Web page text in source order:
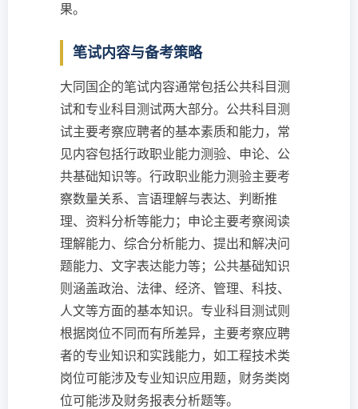
果。
笔试内容与备考策略
大同国企的笔试内容通常包括公共科目测
试和专业科目测试两大部分。公共科目测
试主要考察应聘者的基本素质和能力，常
见内容包括行政职业能力测验、申论、公
共基础知识等。行政职业能力测验主要考
察数量关系、言语理解与表达、判断推
理、资料分析等能力；申论主要考察阅读
理解能力、综合分析能力、提出和解决问
题能力、文字表达能力等；公共基础知识
则涵盖政治、法律、经济、管理、科技、
人文等方面的基本知识。专业科目测试则
根据岗位不同而有所差异，主要考察应聘
者的专业知识和实践能力，如工程技术类
岗位可能涉及专业知识应用题，财务类岗
位可能涉及财务报表分析题等。